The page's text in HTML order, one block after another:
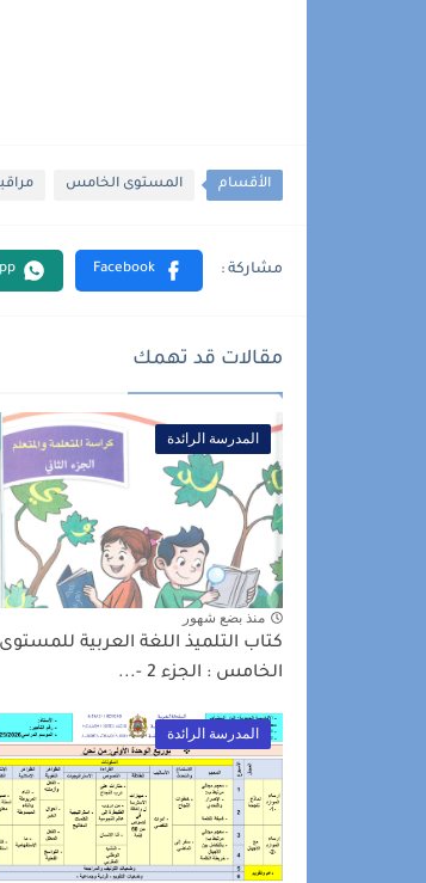
الأقسام المستوى الخامس
مقالات قد تهمك
المدرسة الرائدة
منذ بضع شهور
كتاب التلميذ اللغة العربية للمستوى
الخامس : الجزء 2 -...
المدرسة الرائدة